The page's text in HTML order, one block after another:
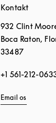
Kontakt
932 Clint
Boca Raton,
33487
+1 561-212-
Email os